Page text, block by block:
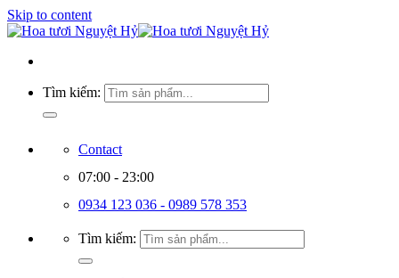
Skip to content
Tìm kiếm:
Contact
07:00 - 23:00
0934 123 036 - 0989 578 353
Tìm kiếm: